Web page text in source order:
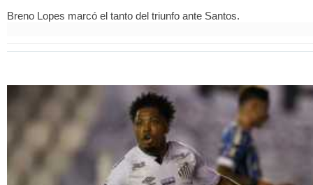
Breno Lopes marcó el tanto del triunfo ante Santos.